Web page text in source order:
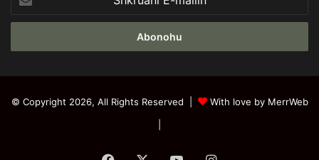
E-
mailin
© Copyright 2026, All Rights Reserved |
With love by MerrWeb